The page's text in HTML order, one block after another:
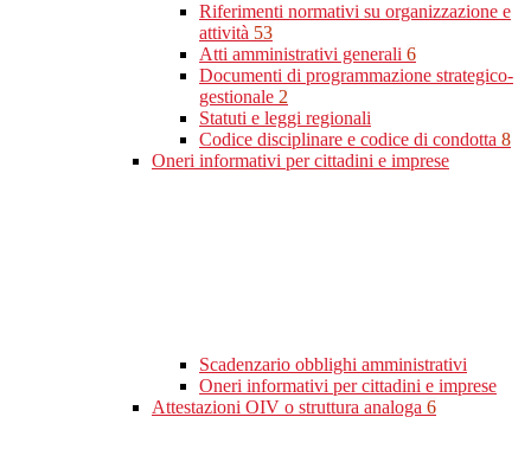
Riferimenti normativi su organizzazione e
attività 53
Atti amministrativi generali 6
Documenti di programmazione strategico-
gestionale 2
Statuti e leggi regionali
Codice disciplinare e codice di condotta 8
Oneri informativi per cittadini e imprese
Scadenzario obblighi amministrativi
Oneri informativi per cittadini e imprese
Attestazioni OIV o struttura analoga 6